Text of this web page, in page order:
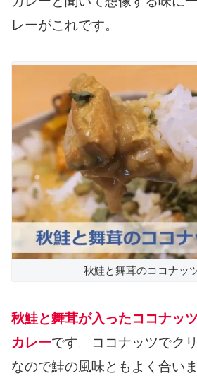
レーがこれです。
秋鮭と舞茸のココナッ
秋鮭と舞茸が入ったココナッ
カレーです。ココナッツでク
なので鮭の風味ともよく合い